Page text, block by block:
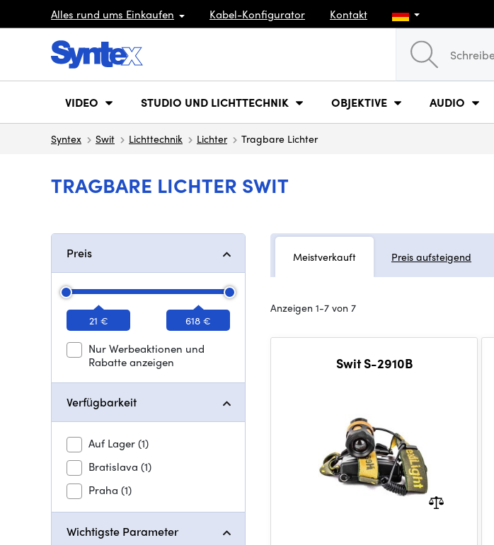
Alles rund ums Einkaufen Kabel-Konfigurator Kontakt
VIDEO STUDIO UND LICHTTECHNIK OBJEKTIVE AUDIO
Syntex Swit Lichttechnik Lichter Tragbare Lichter
TRAGBARE LICHTER SWIT
Preis
21 € 618 €
Nur Werbeaktionen und
Rabatte anzeigen
Verfügbarkeit
Auf Lager(1)
Bratislava (1)
Praha (1)
Wichtigste Parameter
Meistverkauft Preis aufsteigend
Anzeigen 1-7 von 7
Swit S-2910B